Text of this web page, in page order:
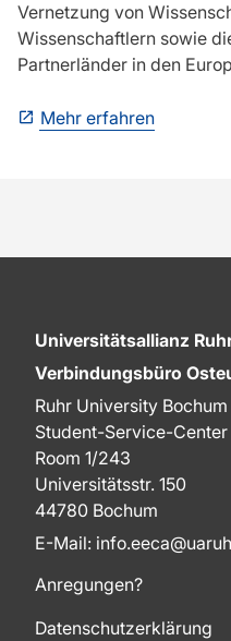
Vernetzung von
Wissenschaftlern sowie
Partnerländer in den
Mehr erfahren
Universitätsallianz
Verbindungsbüro
Ruhr University Bochum
Student-Service-Center
Room 1/243
Universitätsstr. 150
44780 Bochum
E-Mail:
Anregungen?
Datenschutzerklärung